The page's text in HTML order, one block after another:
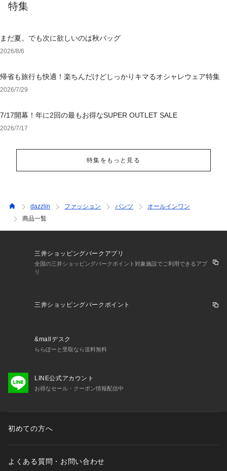
特集
まだ夏。でも次に欲しいのは秋バッグ
2026/8/6
帰省も旅行も快適！楽ちんだけどしっかりキマるオシャレウェア特集
2026/7/29
7/17開幕！年に2回の最もお得なSUPER OUTLET SALE
2026/7/17
特集をもっと見る
dazzlin ファッション パンツ
オールインワン
商品一覧
三井ショッピングパークアプリ
全国の三井ショッピングパークポイント対象施設でご利用できるアプ
リ
三井ショッピングパークポイント
&mallデスク
ららぽーと受取なら送料無料
LINE公式アカウント
お得なセール・クーポン情報配信中
初めての方へ
よくある質問・お問い合わせ